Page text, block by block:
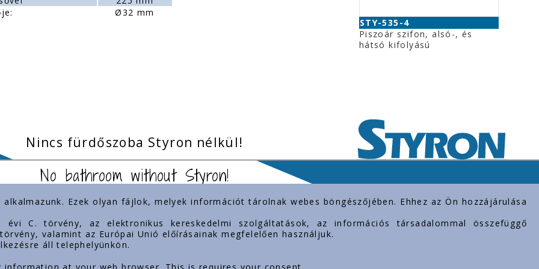
Ø32 mm
STY-535-4
Piszoár szifon, alsó-, és
hátsó kifolyású
Nincs fürdőszoba Styron nélkül!
No bathroom without Styron!
Jelenlétünk
alkalmazunk. Ezek olyan fájlok, melyek információt tárolnak webes böngészőjében. Ehhez az Ön hozzájárulása
C. törvény, az elektronikus kereskedelmi szolgáltatások, az információs társadalommal összefüggő
valamint az Európai Unió előírásainak megfelelően használjuk.
áll telephelyünkön.